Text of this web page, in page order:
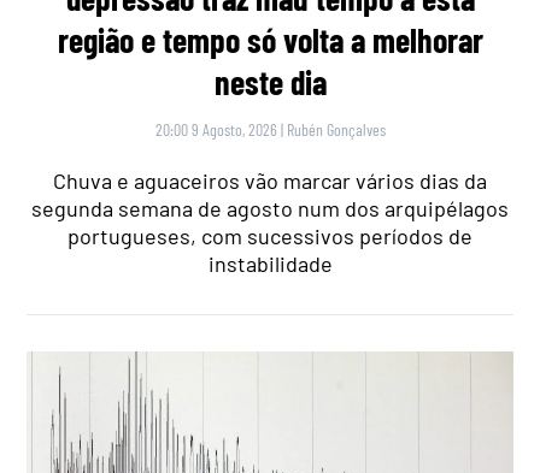
região e tempo só volta a melhorar
neste dia
20:00 9 Agosto, 2026 | Rubén Gonçalves
Chuva e aguaceiros vão marcar vários dias da
segunda semana de agosto num dos arquipélagos
portugueses, com sucessivos períodos de
instabilidade